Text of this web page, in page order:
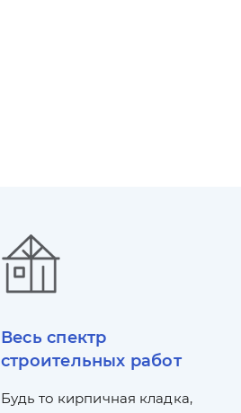
Весь спектр
строительных работ
Будь то кирпичная кладка,